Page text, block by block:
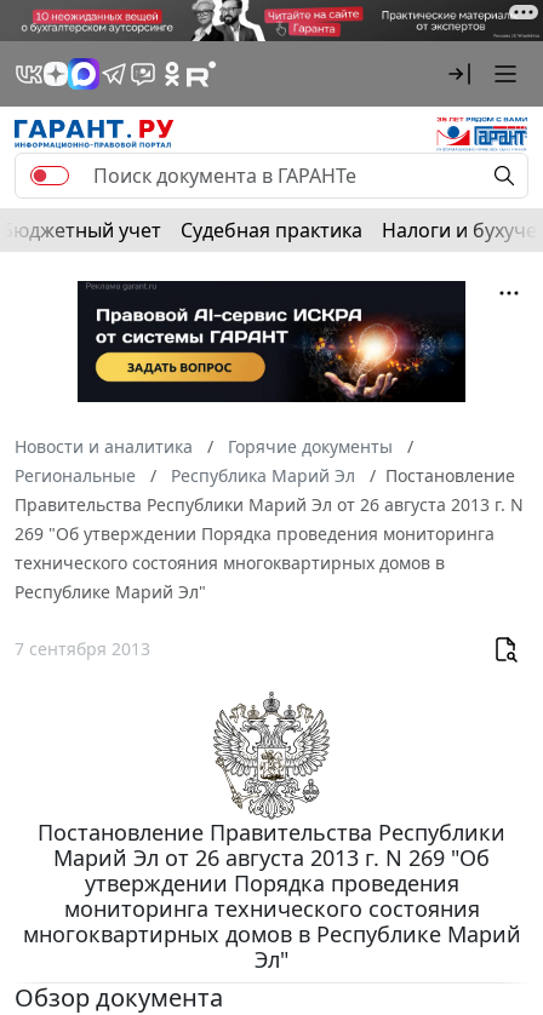
Бюджетный учет Судебная практика Налоги и
Новости и аналитика
Горячие документы
Региональные
Республика Марий Эл
Постановление
Правительства Республики Марий Эл от 26 августа 2013 г. N
269 "Об утверждении Порядка проведения мониторинга
технического состояния многоквартирных домов в
Республике Марий Эл"
7 сентября 2013
Постановление Правительства Республики
Марий Эл от 26 августа 2013 г. N 269 "Об
утверждении Порядка проведения
мониторинга технического состояния
многоквартирных домов в Республике Марий
Эл"
Обзор документа